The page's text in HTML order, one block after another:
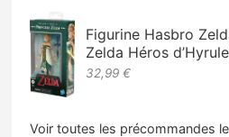
Figurine Hasbro
Zelda Héros
32,99 €
Voir toutes les précommandes